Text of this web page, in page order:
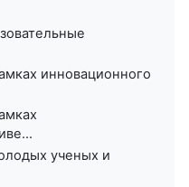
инновационного
ученых и